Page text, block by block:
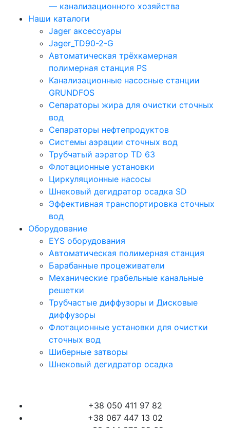
— канализационного хозяйства
Наши каталоги
Jager аксессуары
Jager_TD90-2-G
Автоматическая трёхкамерная
полимерная станция PS
Канализационные насосные станции
GRUNDFOS
Сепараторы жира для очистки сточных
вод
Сепараторы нефтепродуктов
Системы аэрации сточных вод
Трубчатый аэратор TD 63
Флотационные установки
Циркуляционные насосы
Шнековый дегидратор осадка SD
Эффективная транспортировка сточных
вод
Оборудование
EYS оборудования
Автоматическая полимерная станция
Барабанные процеживатели
Механические грабельные канальные
решетки
Трубчастые диффузоры и Дисковые
диффузоры
Флотационные установки для очистки
сточных вод
Шиберные затворы
Шнековый дегидратор осадка
+38 050 411 97 82
+38 067 447 13 02